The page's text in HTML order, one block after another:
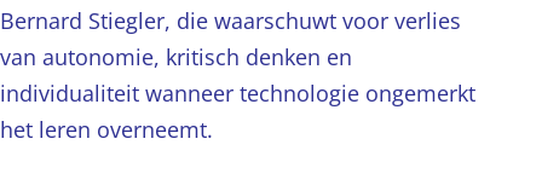
Bernard Stiegler, die waarschuwt voor verlies
van autonomie, kritisch denken en
individualiteit wanneer technologie ongemerkt
het leren overneemt.